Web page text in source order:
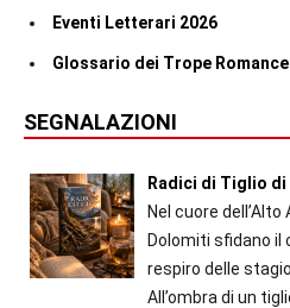
Eventi Letterari 2026
Glossario dei Trope Romance
SEGNALAZIONI
Radici di Tiglio di
Nel cuore
Dolomiti sfidano il
respiro delle
All’ombra di un